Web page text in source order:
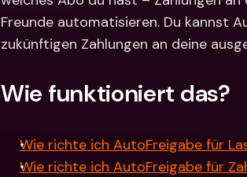
Freunde automatisieren. Du kannst
zukünftigen Zahlungen an deine
Wie funktioniert das?
Wie richte ich AutoFreigabe für
Wie richte ich AutoFreigabe für